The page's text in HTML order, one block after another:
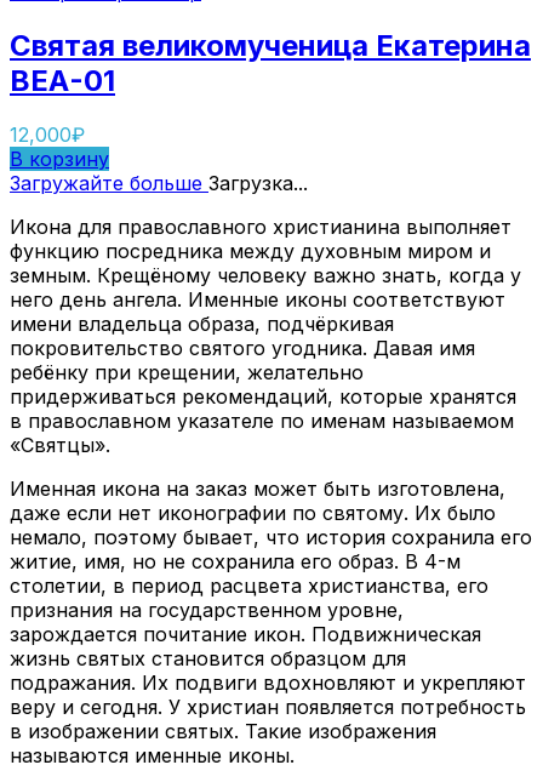
Святая великомученица Екатерина
ВЕА-01
12,000₽
В корзину
Загружайте больше Загрузка...
Икона для православного христианина выполняет
функцию посредника между духовным миром и
земным. Крещёному человеку важно знать, когда у
него день ангела. Именные иконы соответствуют
имени владельца образа, подчёркивая
покровительство святого угодника. Давая имя
ребёнку при крещении, желательно
придерживаться рекомендаций, которые хранятся
в православном указателе по именам называемом
«Святцы».
Именная икона на заказ может быть изготовлена,
даже если нет иконографии по святому. Их было
немало, поэтому бывает, что история сохранила его
житие, имя, но не сохранила его образ. В 4-м
столетии, в период расцвета христианства, его
признания на государственном уровне,
зарождается почитание икон. Подвижническая
жизнь святых становится образцом для
подражания. Их подвиги вдохновляют и укрепляют
веру и сегодня. У христиан появляется потребность
в изображении святых. Такие изображения
называются именные иконы.